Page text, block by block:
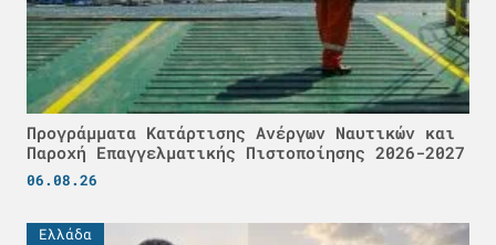
Προγράμματα Κατάρτισης Ανέργων Ναυτικών και
Παροχή Επαγγελματικής Πιστοποίησης 2026-2027
06.08.26
Ελλάδα